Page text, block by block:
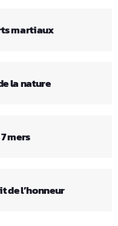
martiaux
la nature
mers
de l’honneur